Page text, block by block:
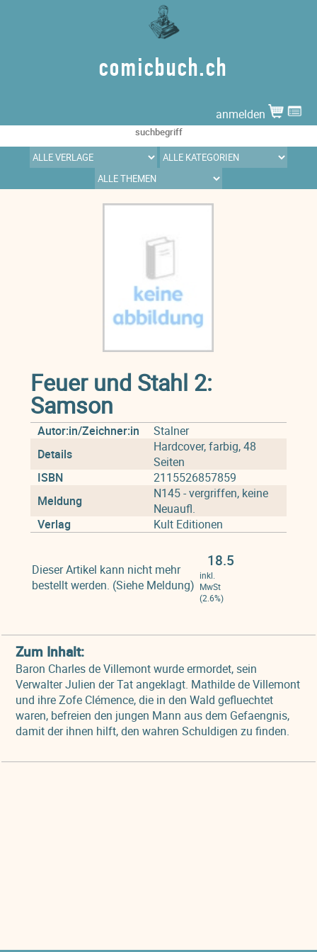
comicbuch.ch
anmelden
Feuer und Stahl 2:
Samson
Autor:in/Zeichner:in
Stalner
Details
Hardcover, farbig, 48
Seiten
ISBN
2115526857859
Meldung
N145 - vergriffen, keine
Neuaufl.
Verlag
Kult Editionen
Dieser Artikel kann nicht mehr
bestellt werden. (Siehe Meldung)
18.5
inkl.
MwSt
(2.6%)
Zum Inhalt:
Baron Charles de Villemont wurde ermordet, sein
Verwalter Julien der Tat angeklagt. Mathilde de Villemont
und ihre Zofe Clémence, die in den Wald gefluechtet
waren, befreien den jungen Mann aus dem Gefaengnis,
damit der ihnen hilft, den wahren Schuldigen zu finden.